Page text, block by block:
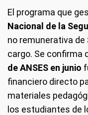
El programa que
Nacional de la
no remunerativa de
cargo. Se confirma
de ANSES en junio
financiero directo
materiales
los estudiantes de